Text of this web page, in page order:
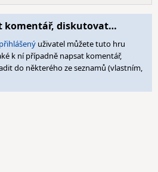
komentář, diskutovat…
přihlášený uživatel můžete tuto hru
k ní případně napsat komentář,
do některého ze seznamů (vlastním,